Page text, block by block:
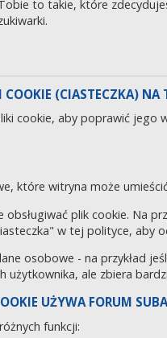
to takie, które
COOKIE (CIASTECZKA) NA
cookie, aby poprawić jego
które witryna może
plik cookie. Na
w tej polityce, aby
osobowe - na przykład
użytkownika, ale zbiera
UŻYWA FORUM
funkcji: